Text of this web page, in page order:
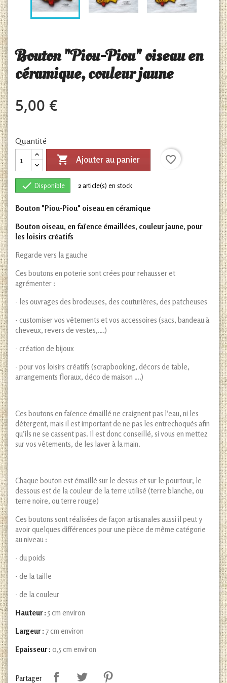
Bouton "Piou-Piou" oiseau en
céramique, couleur jaune
5,00 €
Quantité
 Ajouter au panier favorite_border
 Disponible 2article(s) en stock
Bouton "Piou-Piou" oiseau en céramique
Bouton oiseau, en faïence émaillées, couleur jaune, pour
les loisirs créatifs
Regarde vers la gauche
Ces boutons en poterie sont crées pour rehausser et
agrémenter :
- les ouvrages des brodeuses, des couturières, des patcheuses
- customiser vos vêtements et vos accessoires (sacs, bandeau à
cheveux, revers de vestes,….)
- création de bijoux
- pour vos loisirs créatifs (scrapbooking, décors de table,
arrangements floraux, déco de maison ….)
Ces boutons en faïence émaillé ne craignent pas l’eau, ni les
détergent, mais il est important de ne pas les entrechoqués afin
qu’ils ne se cassent pas. Il est donc conseillé, si vous en mettez
sur vos vêtements, de les laver à la main.
Chaque bouton est émaillé sur le dessus et sur le pourtour, le
dessous est de la couleur de la terre utilisé (terre blanche, ou
terre noire, ou terre rouge)
Ces boutons sont réalisées de façon artisanales aussi il peut y
avoir quelques différences pour une pièce de même catégorie
au niveau :
- du poids
- de la taille
- de la couleur
Hauteur : 5 cm environ
Largeur : 7 cm environ
Epaisseur : 0,5 cm environ
Partager